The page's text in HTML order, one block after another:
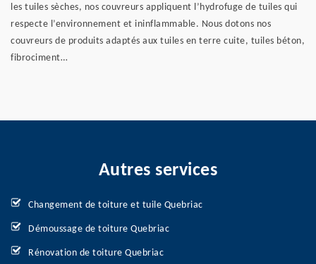
les tuiles sèches, nos couvreurs appliquent l’hydrofuge de tuiles qui
respecte l’environnement et ininflammable. Nous dotons nos
couvreurs de produits adaptés aux tuiles en terre cuite, tuiles béton,
fibrociment…
Autres services
Changement de toiture et tuile Quebriac
Démoussage de toiture Quebriac
Rénovation de toiture Quebriac